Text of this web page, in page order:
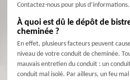
Contactez-nous pour plus d’informations.
À quoi est dû le dépôt de
cheminée ?
En effet, plusieurs facteurs peuvent
niveau de votre conduit de cheminée.
mauvais entretien du conduit : un
conduit mal isolé. Par ailleurs, un feu